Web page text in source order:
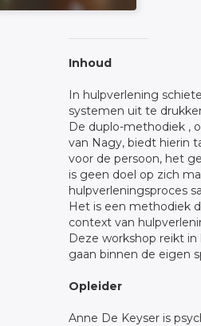
Inhoud
In hulpverlening
systemen uit te
De duplo-methodiek ,
van Nagy, biedt hierin
voor de persoon, het
is geen doel op zich
hulpverleningsproces
Het is een methodiek
context van
Deze workshop reikt
gaan binnen de eigen
Opleider
Anne De Keyser is